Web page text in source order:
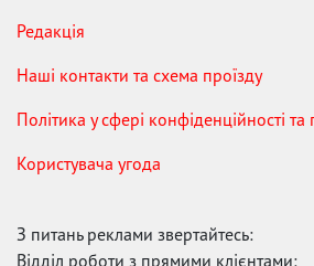
Редакція
Наші контакти та схема проїзду
Політика у сфері конфіденційності
Користувача угода
З питань реклами звертайтесь:
Відділ роботи з прямими клієнтами: